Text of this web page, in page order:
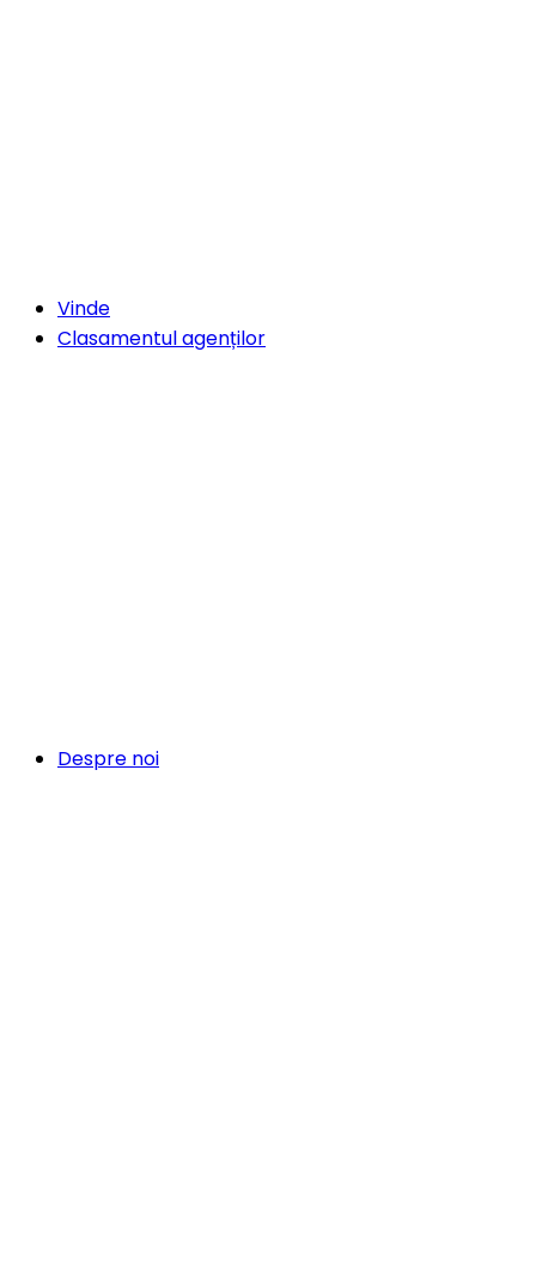
Vinde
Clasamentul agenților
Despre noi